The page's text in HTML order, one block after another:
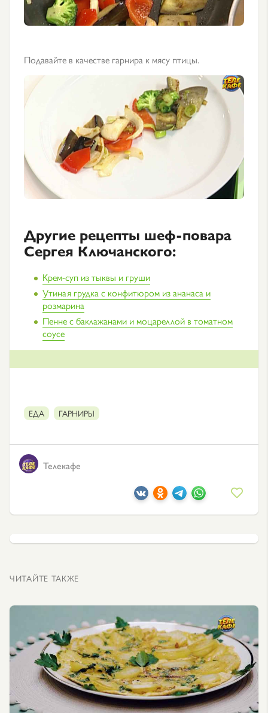
Подавайте в качестве гарнира к мясу птицы.
Другие рецепты шеф-повара
Сергея Ключанского:
Крем-суп из тыквы и груши
Утиная грудка с конфитюром из ананаса и
розмарина
Пенне с баклажанами и моцареллой в томатном
соусе
ЕДА ГАРНИРЫ
Телекафе
ЧИТАЙТЕ ТАКЖЕ